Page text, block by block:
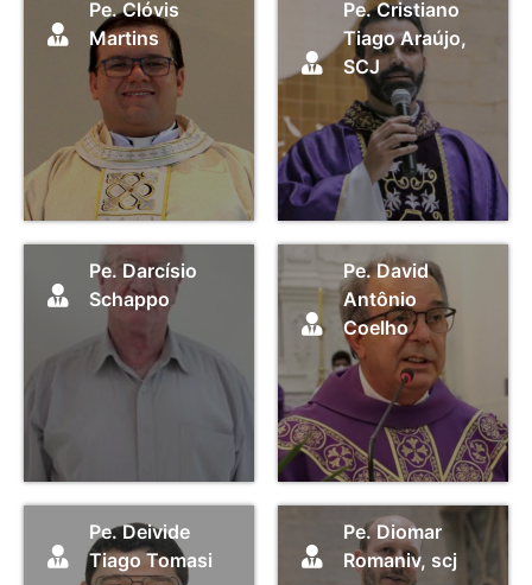
Pe. Clóvis
Martins
Pe. Cristiano
Tiago Araújo,
SCJ
Pe. Darcísio
Schappo
Pe. David
Antônio
Coelho
Pe. Deivide
Tiago Tomasi
Pe. Diomar
Romaniv, scj